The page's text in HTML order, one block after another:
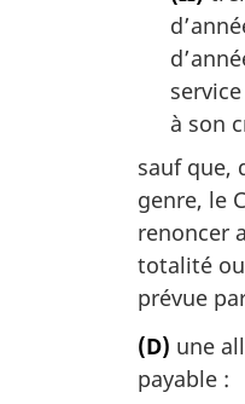
à son
sauf que,
genre, le
renoncer
totalité
prévue
(D) une
payable :